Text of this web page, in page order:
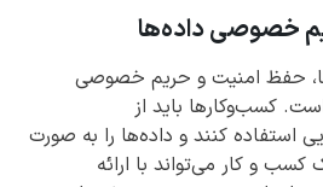
خصوصی داده‌ها
حفظ امنیت و حریم خصوصی
کسب‌وکارها باید از
استفاده کنند و داده‌ها را به صورت
و کار می‌تواند با ارائه